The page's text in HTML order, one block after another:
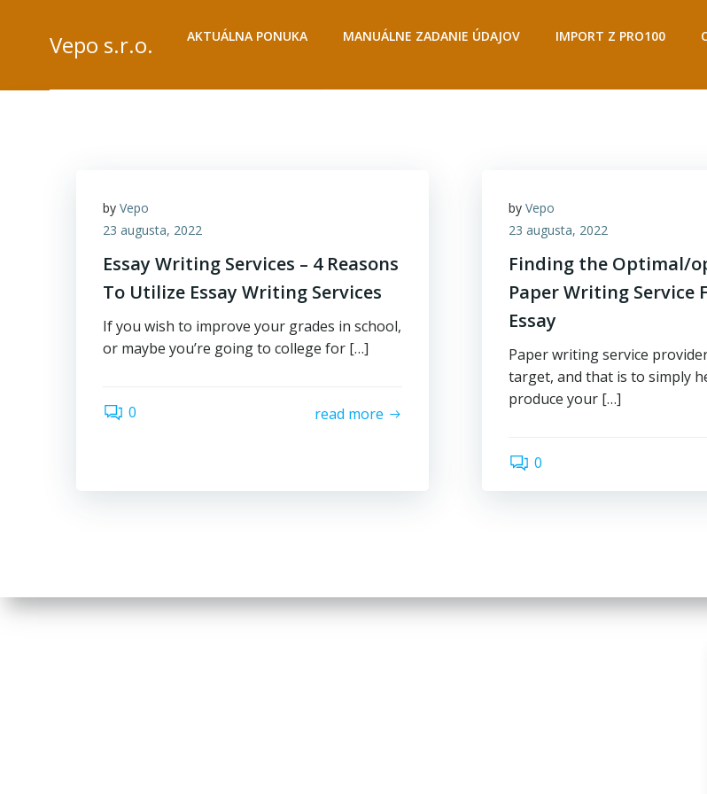
Vepo s.r.o. AKTUÁLNA PONUKA MANUÁLNE ZADANIE ÚDAJOV IMPORT Z PRO100
by Vepo
23 augusta, 2022
Essay Writing Services – 4 Reasons
To Utilize Essay Writing Services
If you wish to improve your grades in school,
or maybe you’re going to college for […]
0 read more
byVepo
23 augusta, 2022
Finding the Optimal/
Paper Writing Service
Essay
Paper writing service
target, and that is to simply
produce your […]
0